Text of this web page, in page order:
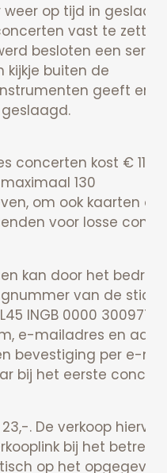
weer op tijd in
vast te zetten
besloten een serie
kijkje buiten de
geeft en
concerten kost € 115,-
130
om ook kaarten
voor losse
kan door het
van de
INGB 0000 300977
e-mailadres en
bevestiging per e-
bij het eerste concert.
. De verkoop
bij het
op het